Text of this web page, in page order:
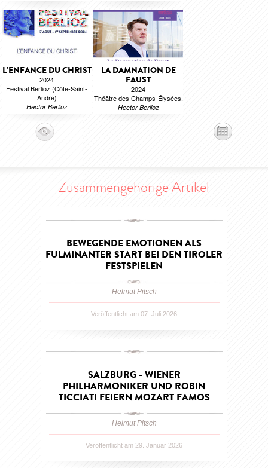
L'ENFANCE DU CHRIST
2024
Festival Berlioz (Côte-Saint-
André)
Hector Berlioz
LA DAMNATION DE
FAUST
2024
Théâtre des Champs-Élysées.
Hector Berlioz
Zusammengehörige Artikel
BEWEGENDE EMOTIONEN ALS
FULMINANTER START BEI DEN TIROLER
FESTSPIELEN
Helmut Pitsch
Veröffentlicht am 07. Juli 2026
SALZBURG - WIENER
PHILHARMONIKER UND ROBIN
TICCIATI FEIERN MOZART FAMOS
Helmut Pitsch
Veröffentlicht am 29. Januar 2026